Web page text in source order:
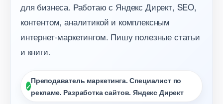
для бизнеса. Работаю с Яндекс Директ, SEO,
контентом, аналитикой и комплексным
интернет-маркетингом. Пишу полезные статьи
и книги.
Преподаватель маркетинга. Специалист по
рекламе. Разработка сайтов. Яндекс Директ